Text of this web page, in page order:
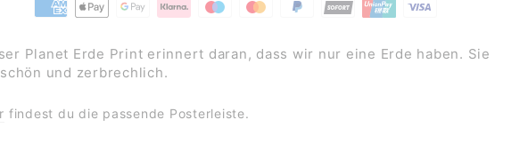
Planet Erde Print erinnert daran, dass wir nur eine Erde haben. Sie
und zerbrechlich.
findest du die passende Posterleiste.